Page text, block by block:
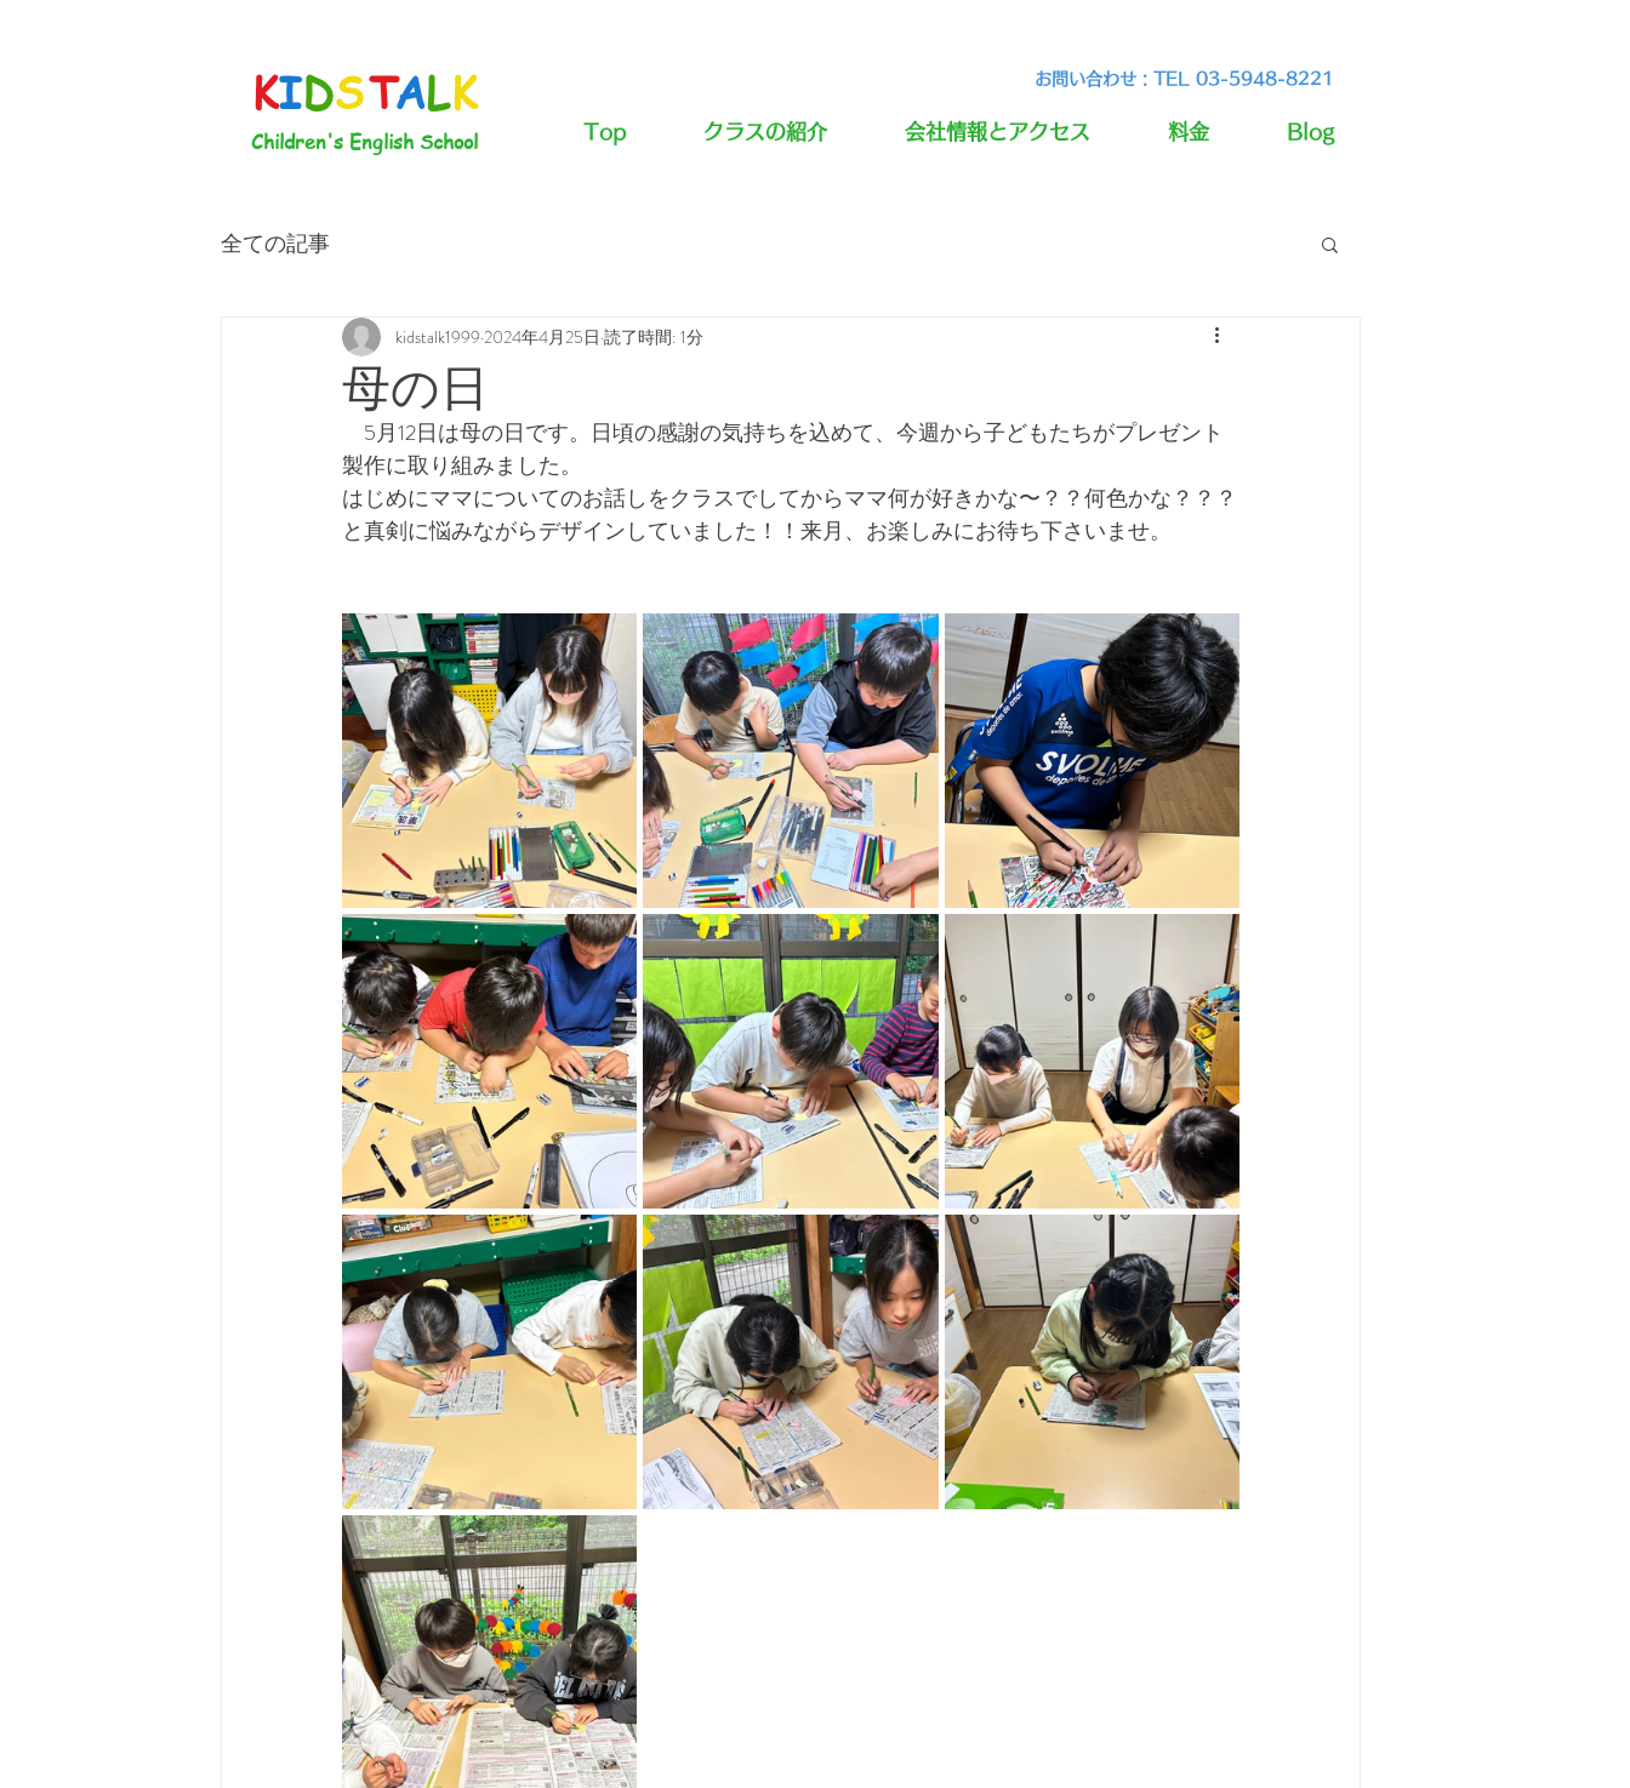
KIDSTALK
Children's English School
お問い合わせ : TEL 03-5948-8221
Top クラスの紹介 会社情報とアクセス 料金 Blog
全ての記事
母の日
kidstalk1999 2024年4月25日 読了時間: 1分
5月12日は母の日です。日頃の感謝の気持ちを込めて、今週から子どもたちがプレゼント
製作に取り組みました。
はじめにママについてのお話しをクラスでしてからママ何が好きかな〜？？何色かな？？？
と真剣に悩みながらデザインしていました！！来月、お楽しみにお待ち下さいませ。